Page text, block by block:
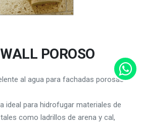
POROSO
al agua para fachadas porosas
ideal para hidrofugar materiales de
como ladrillos de arena y cal,